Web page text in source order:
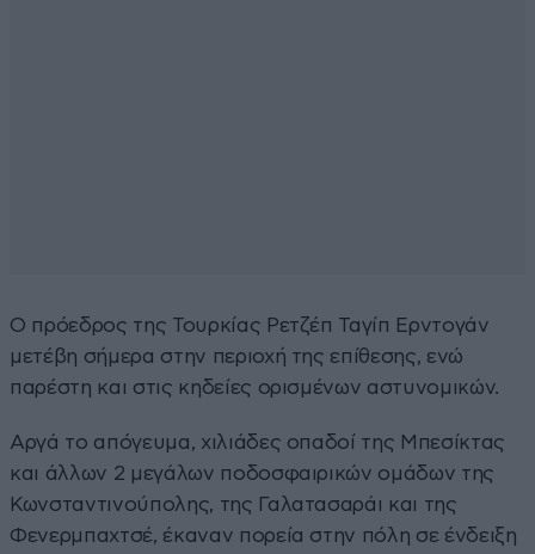
Ο πρόεδρος της Τουρκίας Ρετζέπ Ταγίπ Ερντογάν
μετέβη σήμερα στην περιοχή της επίθεσης, ενώ
παρέστη και στις κηδείες ορισμένων αστυνομικών.
Αργά το απόγευμα, χιλιάδες οπαδοί της Μπεσίκτας
και άλλων 2 μεγάλων ποδοσφαιρικών ομάδων της
Κωνσταντινούπολης, της Γαλατασαράι και της
Φενερμπαχτσέ, έκαναν πορεία στην πόλη σε ένδειξη